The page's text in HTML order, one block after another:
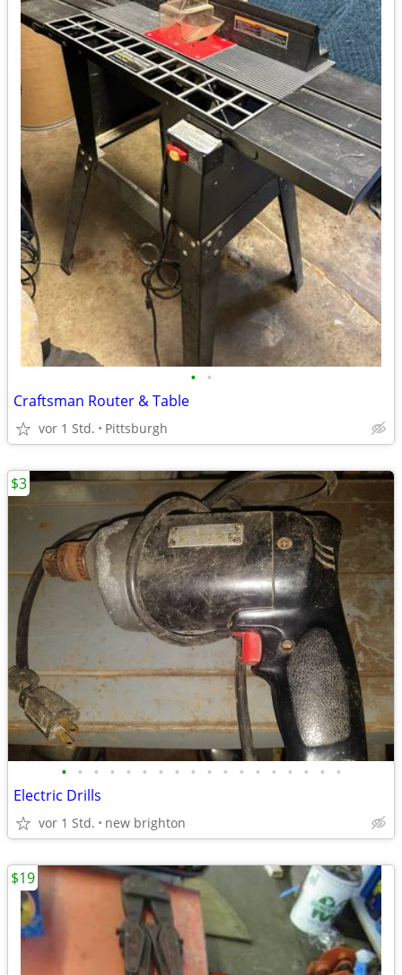
• •
Craftsman Router & Table
vor 1 Std. Pittsburgh
• • • • • • • • • • • • • • • • • •
Electric Drills
vor 1 Std. new brighton
$3
$19